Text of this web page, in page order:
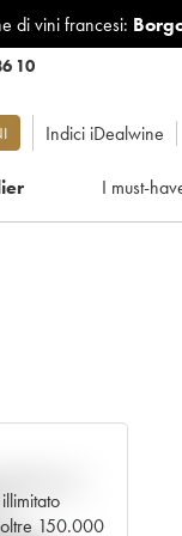
di vini francesi:
10
Indici iDealwine
I must-
150.000